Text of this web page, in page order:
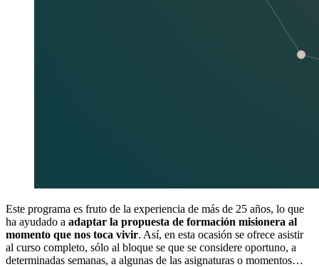
Este programa es fruto de la experiencia de más de 25 años, lo que
ha ayudado a adaptar la propuesta de formación misionera al
momento que nos toca vivir. Así, en esta ocasión se ofrece asistir
al curso completo, sólo al bloque se que se considere oportuno, a
determinadas semanas, a algunas de las asignaturas o momentos…